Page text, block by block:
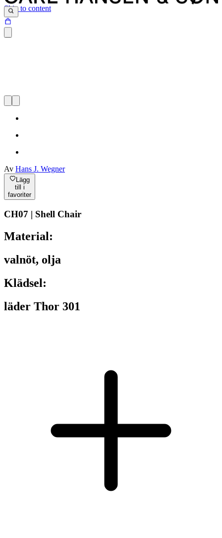
Skip to content
Av Hans J. Wegner
Lägg
till i
favoriter
CH07 | Shell Chair
Material:
valnöt, olja
Klädsel:
läder Thor 301